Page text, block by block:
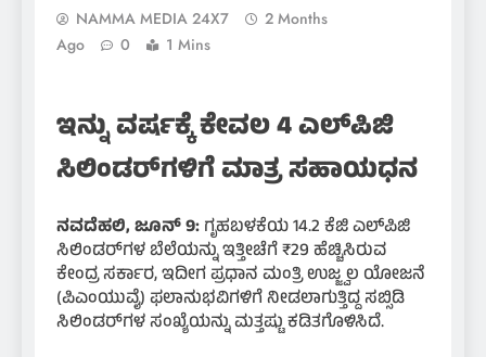
NAMMA MEDIA 24X7
2 Months
Ago
0 1 Mins
ಇನ್ನು ವರ್ಷಕ್ಕೆ ಕೇವಲ 4 ಎಲ್‌ಪಿಜಿ
ಸಿಲಿಂಡರ್‌ಗಳಿಗೆ ಮಾತ್ರ ಸಹಾಯಧನ
ನವದೆಹಲಿ, ಜೂನ್ 9:ಗೃಹಬಳಕೆಯ 14.2 ಕೆಜಿ ಎಲ್‌ಪಿಜಿ
ಸಿಲಿಂಡರ್‌ಗಳ ಬೆಲೆಯನ್ನು ಇತ್ತೀಚೆಗೆ ₹29 ಹೆಚ್ಚಿಸಿರುವ
ಕೇಂದ್ರ ಸರ್ಕಾರ, ಇದೀಗ ಪ್ರಧಾನ ಮಂತ್ರಿ ಉಜ್ಜ್ವಲ ಯೋಜನೆ
(ಪಿಎಂಯುವೈ) ಫಲಾನುಭವಿಗಳಿಗೆ ನೀಡಲಾಗುತ್ತಿದ್ದ ಸಬ್ಸಿಡಿ
ಸಿಲಿಂಡರ್‌ಗಳ ಸಂಖ್ಯೆಯನ್ನು ಮತ್ತಷ್ಟು ಕಡಿತಗೊಳಿಸಿದೆ.